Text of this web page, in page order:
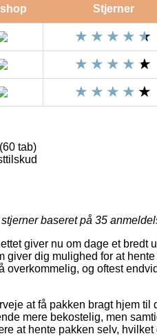
Stjerner
tab)
baseret på 35
giver nu om dage et bredt
giver dig mulighed for at
overkommelig, og oftest
at få pakken bragt hjem
mere bekostelig, men
at hente pakken selv,